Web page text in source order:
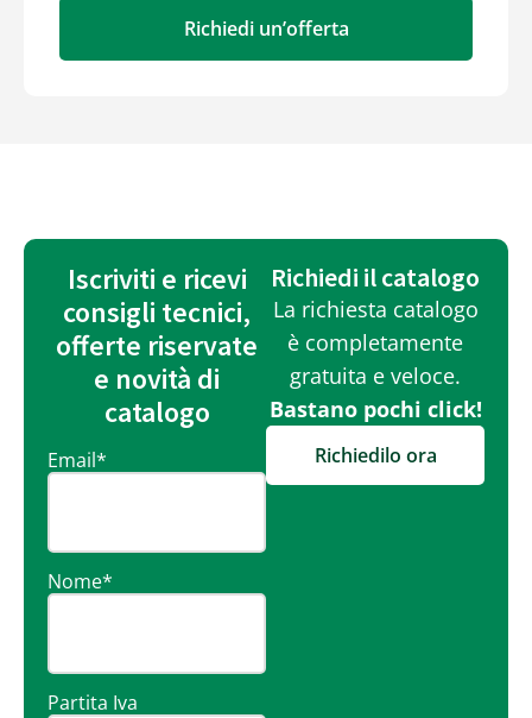
Richiedi un’offerta
Iscriviti e ricevi
consigli tecnici,
offerte riservate
e novità di
catalogo
Email*
Nome*
Partita Iva
Richiedi il catalogo
La richiesta catalogo
è completamente
gratuita e veloce.
Bastano pochi click!
Richiedilo ora